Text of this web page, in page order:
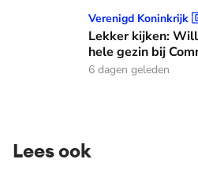
Lekker kijken: William en
Verenigd
Lekker kijken:
hele gezin bij
6 dagen geleden
Lees ook